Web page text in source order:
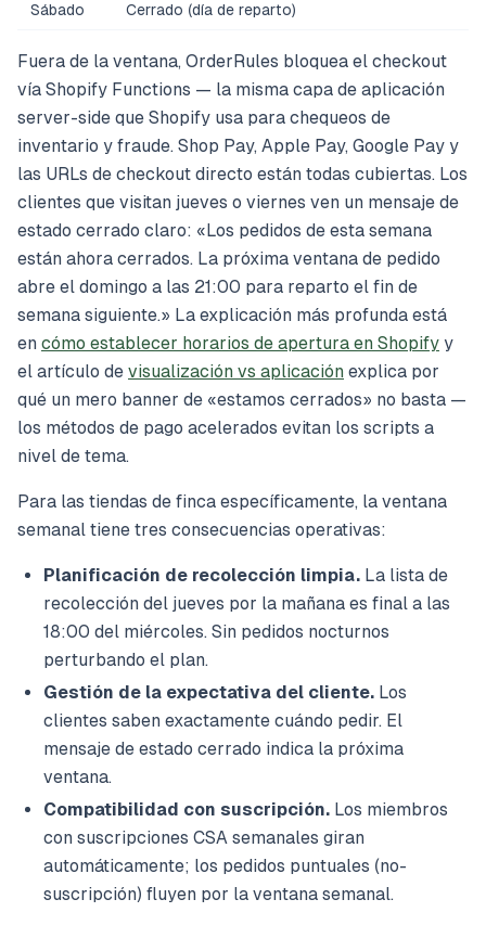
Sábado Cerrado (día de reparto)
Fuera de la ventana, OrderRules bloquea el checkout
vía Shopify Functions — la misma capa de aplicación
server-side que Shopify usa para chequeos de
inventario y fraude. Shop Pay, Apple Pay, Google Pay y
las URLs de checkout directo están todas cubiertas. Los
clientes que visitan jueves o viernes ven un mensaje de
estado cerrado claro: «Los pedidos de esta semana
están ahora cerrados. La próxima ventana de pedido
abre el domingo a las 21:00 para reparto el fin de
semana siguiente.» La explicación más profunda está
en cómo establecer horarios de apertura en Shopify y
el artículo de visualización vs aplicación explica por
qué un mero banner de «estamos cerrados» no basta —
los métodos de pago acelerados evitan los scripts a
nivel de tema.
Para las tiendas de finca específicamente, la ventana
semanal tiene tres consecuencias operativas:
Planificación de recolección limpia. La lista de
recolección del jueves por la mañana es final a las
18:00 del miércoles. Sin pedidos nocturnos
perturbando el plan.
Gestión de la expectativa del cliente. Los
clientes saben exactamente cuándo pedir. El
mensaje de estado cerrado indica la próxima
ventana.
Compatibilidad con suscripción. Los miembros
con suscripciones CSA semanales giran
automáticamente; los pedidos puntuales (no-
suscripción) fluyen por la ventana semanal.